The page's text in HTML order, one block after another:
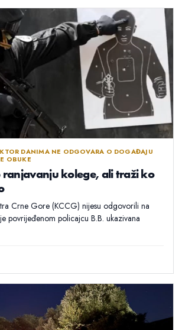
DANIMA NE ODGOVARA O DOGAĐAJU
OBUKE
ranjavanju kolege, ali traži ko
Crne Gore (KCCG) nijesu odgovorili na
povrijeđenom policajcu B.B. ukazivana